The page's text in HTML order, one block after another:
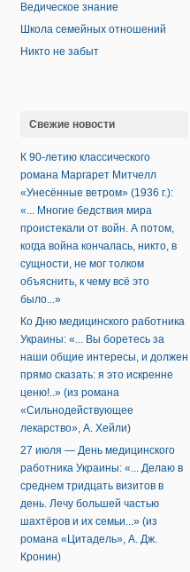
Ведическое знание
Школа семейных отношений
Никто не забыт
Свежие новости
К 90-летию классического
романа Маргарет Митчелл
«Унесённые ветром» (1936 г.):
«... Многие бедствия мира
проистекали от войн. А потом,
когда война кончалась, никто, в
сущности, не мог толком
объяснить, к чему всё это
было...»
Ко Дню медицинского работника
Украины: «... Вы боретесь за
наши общие интересы, и должен
прямо сказать: я это искренне
ценю!..» (из романа
«Сильнодействующее
лекарство», А. Хейли)
27 июля — День медицинского
работника Украины: «... Делаю в
среднем тридцать визитов в
день. Лечу большей частью
шахтёров и их семьи...» (из
романа «Цитадель», А. Дж.
Кронин)